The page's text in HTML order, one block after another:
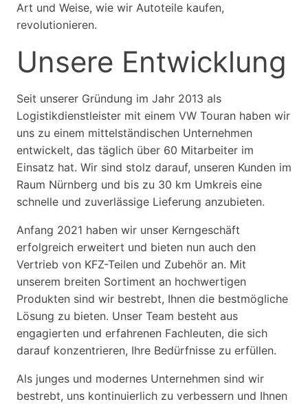
Art und Weise, wie wir Autoteile kaufen,
revolutionieren.
Unsere Entwicklung
Seit unserer Gründung im Jahr 2013 als
Logistikdienstleister mit einem VW Touran haben wir
uns zu einem mittelständischen Unternehmen
entwickelt, das täglich über 60 Mitarbeiter im
Einsatz hat. Wir sind stolz darauf, unseren Kunden im
Raum Nürnberg und bis zu 30 km Umkreis eine
schnelle und zuverlässige Lieferung anzubieten.
Anfang 2021 haben wir unser Kerngeschäft
erfolgreich erweitert und bieten nun auch den
Vertrieb von KFZ-Teilen und Zubehör an. Mit
unserem breiten Sortiment an hochwertigen
Produkten sind wir bestrebt, Ihnen die bestmögliche
Lösung zu bieten. Unser Team besteht aus
engagierten und erfahrenen Fachleuten, die sich
darauf konzentrieren, Ihre Bedürfnisse zu erfüllen.
Als junges und modernes Unternehmen sind wir
bestrebt, uns kontinuierlich zu verbessern und Ihnen